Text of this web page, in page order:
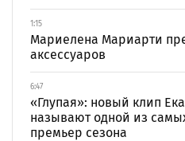
1:15
Мариелена Мариарти
аксессуаров
6:47
«Глупая»: новый клип
называют одной из
премьер сезона